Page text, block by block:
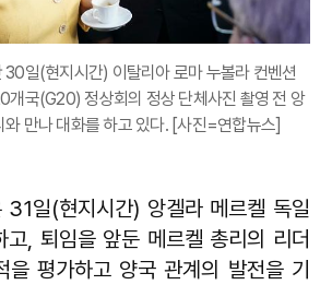
30일(현지시간) 이탈리아 로마 누볼라 컨벤션
개국(G20) 정상회의 정상 단체사진 촬영 전 앙
와 만나 대화를 하고 있다. [사진=연합뉴스]
31일(현지시간) 앙겔라 메르켈 독일
고, 퇴임을 앞둔 메르켈 총리의 리더
을 평가하고 양국 관계의 발전을 기